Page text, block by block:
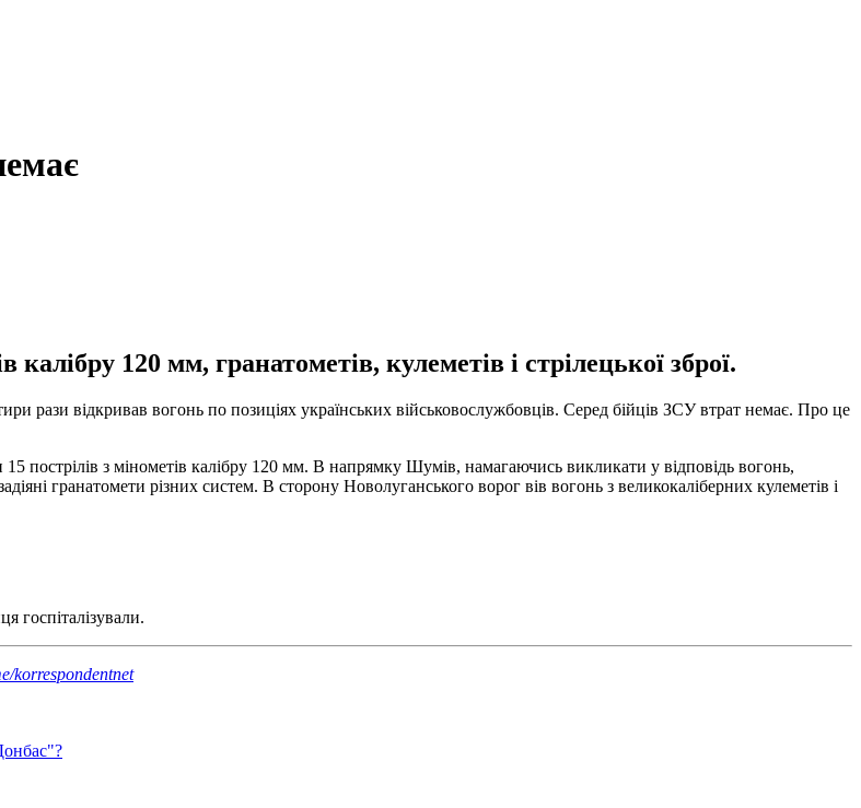
120 мм, гранатометів, кулеметів і стрілецької зброї.
рази відкривав вогонь по позиціях українських військовослужбовців. Серед бійців ЗСУ втрат немає. Про це
пострілів з мінометів калібру 120 мм. В напрямку Шумів, намагаючись викликати у відповідь вогонь,
гранатомети різних систем. В сторону Новолуганського ворог вів вогонь з великокаліберних кулеметів і
госпіталізували.
korrespondentnet